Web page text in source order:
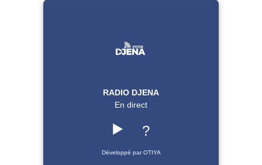
RADIO DJENA
En direct
▶️ ?
Développé par OTIYA